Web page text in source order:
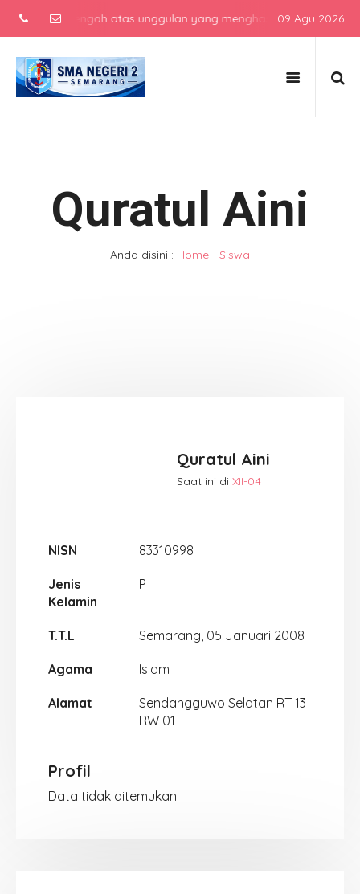
menengah atas unggulan yang menghasilkan lulusan
09 Agu 2026
Quratul Aini
Anda disini : Home - Siswa
Quratul Aini
Saat ini di XII-04
NISN 83310998
Jenis
Kelamin
P
T.T.L Semarang, 05 Januari 2008
Agama Islam
Alamat
Sendangguwo Selatan RT 13
RW 01
Profil
Data tidak ditemukan